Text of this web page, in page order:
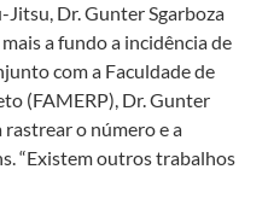
Dr. Gunter Sgarboza
a fundo a incidência de
com a Faculdade de
(FAMERP), Dr. Gunter
o número e a
“Existem outros trabalhos